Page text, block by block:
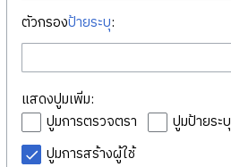
ตัวกรองป้ายระบุ:
แสดงปูมเพิ่ม:
ปูมการตรวจตรา
ปูมป้ายระบุ
ปูมการสร้างผู้ใช้